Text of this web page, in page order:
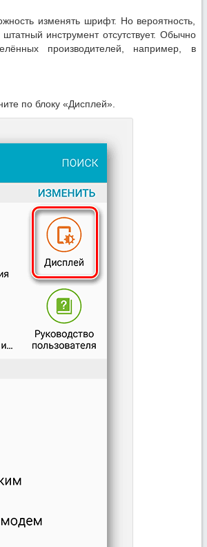
изменять шрифт. Но вероятность,
инструмент отсутствует. Обычно
производителей, например, в
по блоку «Дисплей».